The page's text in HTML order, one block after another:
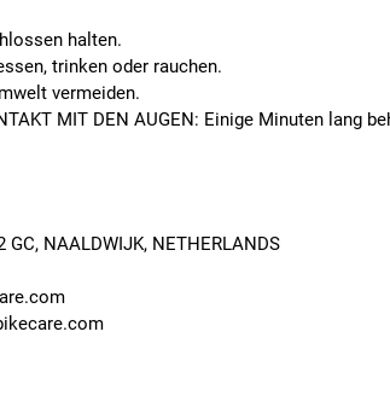
halten.
trinken oder rauchen.
vermeiden.
MIT DEN AUGEN: Einige Minuten
NAALDWIJK, NETHERLANDS